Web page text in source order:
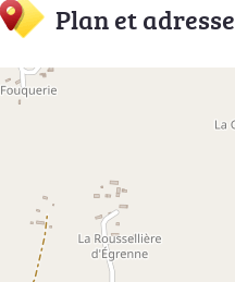
Plan et adresse